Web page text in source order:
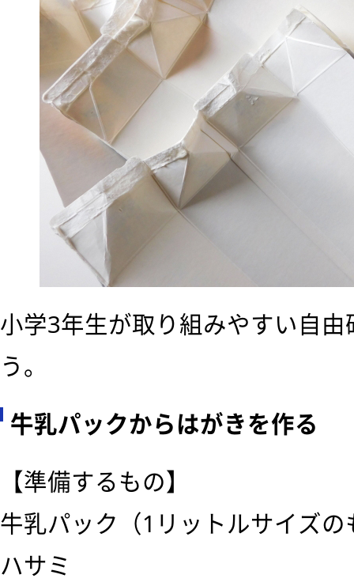
小学3年生が取り組みやすい自
う。
牛乳パックからはがきを作る
【準備するもの】
牛乳パック（1リットルサイズの
ハサミ